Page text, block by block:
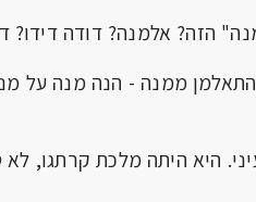
הזה? אלמנה? דודה דידו?
ממנה - הנה מנה על
היא היתה מלכת קרתגו, לא